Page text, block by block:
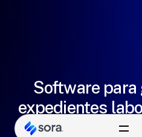
Software
expedientes